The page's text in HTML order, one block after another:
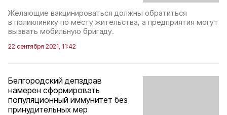
Желающие вакцинироваться должны обратиться
в поликлинику по месту жительства, а предприятия могут
вызвать мобильную бригаду.
22 сентября 2021, 11:42
Белгородский депздрав
намерен сформировать
популяционный иммунитет без
принудительных мер